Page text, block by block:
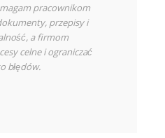
pracownikom
przepisy i
a firmom
celne i ograniczać
błędów.